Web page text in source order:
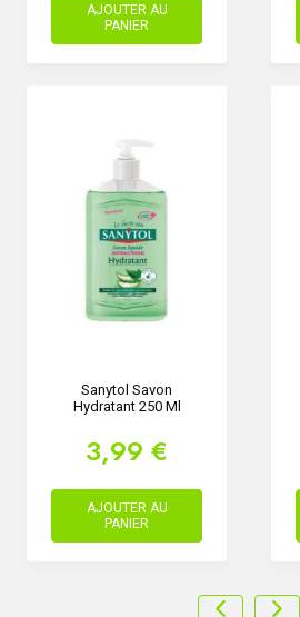
AJOUTER AU
PANIER
Sanytol Savon
Hydratant 250 Ml
3,99 €
AJOUTER AU
PANIER